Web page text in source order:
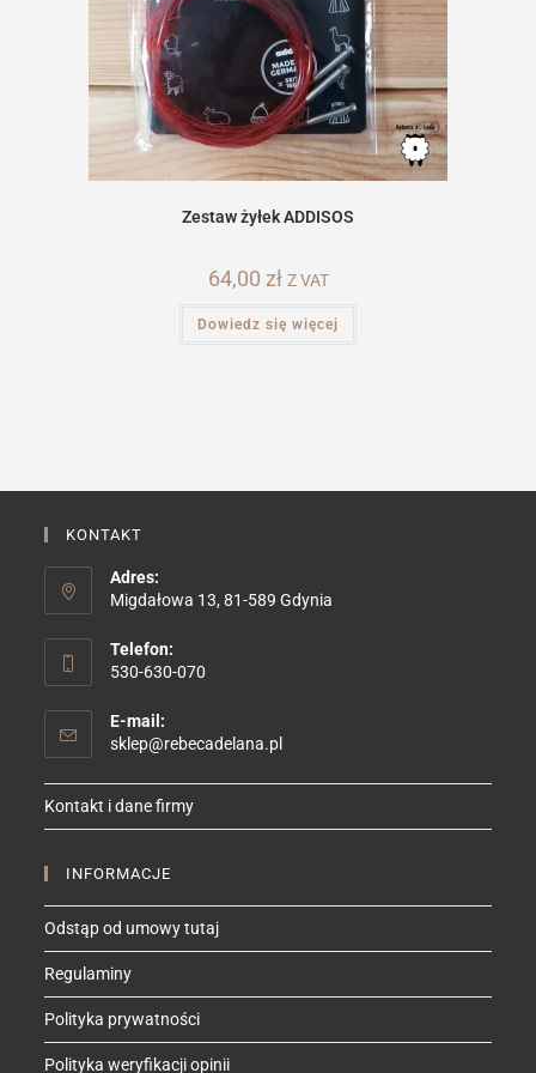
Zestaw żyłek ADDISOS
64,00 zł Z VAT
Dowiedz się więcej
KONTAKT
Adres:
Migdałowa 13, 81-589 Gdynia
Telefon:
530-630-070
E-mail:
sklep@rebecadelana.plOpens
your
Kontakt i dane firmy
INFORMACJE
Odstąp od umowy tutaj
Regulaminy
Polityka prywatności
Polityka weryfikacji opinii